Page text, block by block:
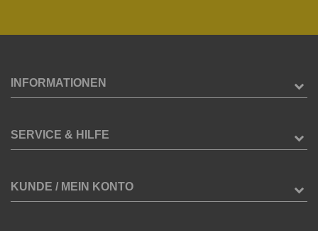
INFORMATIONEN
SERVICE & HILFE
KUNDE / MEIN KONTO